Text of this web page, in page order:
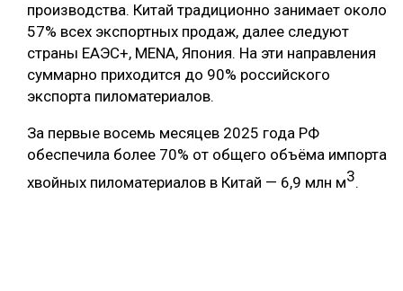
производства. Китай традиционно занимает около
57% всех экспортных продаж, далее следуют
страны ЕАЭС+, MENA, Япония. На эти направления
суммарно приходится до 90% российского
экспорта пиломатериалов.
За первые восемь месяцев 2025 года РФ
обеспечила более 70% от общего объёма импорта
хвойных пиломатериалов в Китай — 6,9 млн м3.